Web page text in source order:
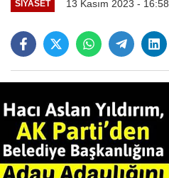
SİYASET 13 Kasım 2023 - 16:58